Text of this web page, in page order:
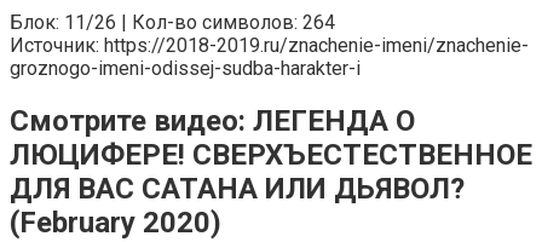
Блок: 11/26 | Кол-во символов: 264
Источник: https://2018-2019.ru/znachenie-imeni/znachenie-
groznogo-imeni-odissej-sudba-harakter-i
Смотрите видео: ЛЕГЕНДА О
ЛЮЦИФЕРЕ! СВЕРХЪЕСТЕСТВЕННОЕ
ДЛЯ ВАС САТАНА ИЛИ ДЬЯВОЛ?
(February 2020)